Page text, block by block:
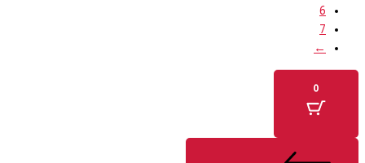
6
7
←
0